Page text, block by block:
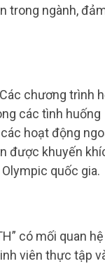
trong ngành,
chương trình
các tình huống
hoạt động
được khuyến
quốc gia.
có mối quan hệ
viên thực tập